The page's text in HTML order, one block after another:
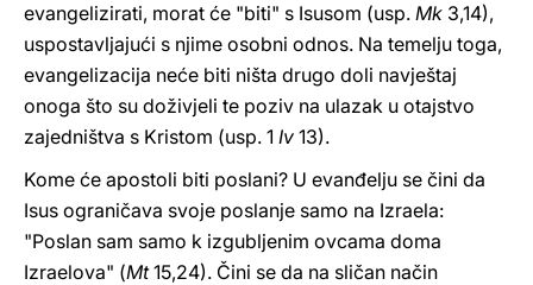
evangelizirati, morat će "biti" s Isusom (usp. Mk 3,14),
uspostavljajući s njime osobni odnos. Na temelju toga,
evangelizacija neće biti ništa drugo doli navještaj
onoga što su doživjeli te poziv na ulazak u otajstvo
zajedništva s Kristom (usp. 1 Iv 13).
Kome će apostoli biti poslani? U evanđelju se čini da
Isus ograničava svoje poslanje samo na Izraela:
"Poslan sam samo k izgubljenim ovcama doma
Izraelova" (Mt15,24). Čini se da na sličan način